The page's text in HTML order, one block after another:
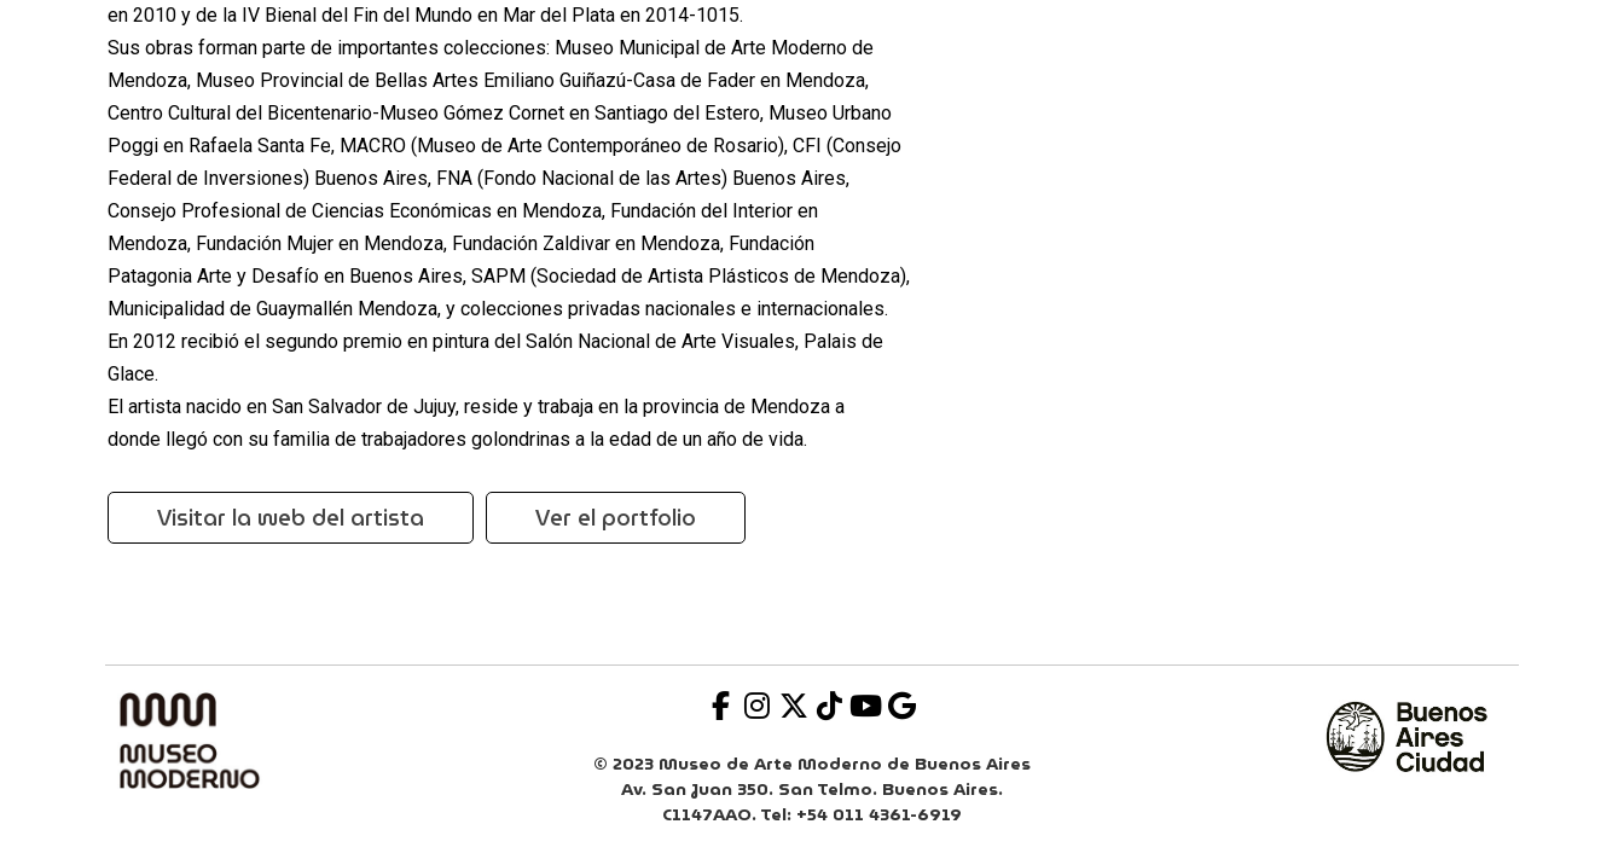
en 2010 y de la IV Bienal del Fin del Mundo en Mar del Plata en 2014-1015.
Sus obras forman parte de importantes colecciones: Museo Municipal de Arte Moderno de
Mendoza, Museo Provincial de Bellas Artes Emiliano Guiñazú-Casa de Fader en Mendoza,
Centro Cultural del Bicentenario-Museo Gómez Cornet en Santiago del Estero, Museo Urbano
Poggi en Rafaela Santa Fe, MACRO (Museo de Arte Contemporáneo de Rosario), CFI (Consejo
Federal de Inversiones) Buenos Aires, FNA (Fondo Nacional de las Artes) Buenos Aires,
Consejo Profesional de Ciencias Económicas en Mendoza, Fundación del Interior en
Mendoza, Fundación Mujer en Mendoza, Fundación Zaldivar en Mendoza, Fundación
Patagonia Arte y Desafío en Buenos Aires, SAPM (Sociedad de Artista Plásticos de Mendoza),
Municipalidad de Guaymallén Mendoza, y colecciones privadas nacionales e internacionales.
En 2012 recibió el segundo premio en pintura del Salón Nacional de Arte Visuales, Palais de
Glace.
El artista nacido en San Salvador de Jujuy, reside y trabaja en la provincia de Mendoza a
donde llegó con su familia de trabajadores golondrinas a la edad de un año de vida.
Visitar la web del artista Ver el portfolio
© 2023 Museo de Arte Moderno de Buenos Aires
Av. San Juan 350. San Telmo. Buenos Aires.
C1147AAO. Tel: +54 011 4361-6919